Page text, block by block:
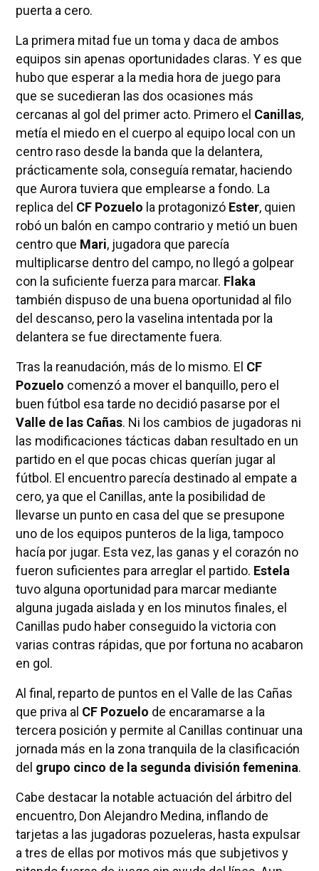
puerta a cero.
La primera mitad fue un toma y daca de ambos
equipos sin apenas oportunidades claras. Y es que
hubo que esperar a la media hora de juego para
que se sucedieran las dos ocasiones más
cercanas al gol del primer acto. Primero el Canillas,
metía el miedo en el cuerpo al equipo local con un
centro raso desde la banda que la delantera,
prácticamente sola, conseguía rematar, haciendo
que Aurora tuviera que emplearse a fondo. La
replica del CF Pozuelo la protagonizó Ester, quien
robó un balón en campo contrario y metió un buen
centro que Mari, jugadora que parecía
multiplicarse dentro del campo, no llegó a golpear
con la suficiente fuerza para marcar. Flaka
también dispuso de una buena oportunidad al filo
del descanso, pero la vaselina intentada por la
delantera se fue directamente fuera.
Tras la reanudación, más de lo mismo. El CF
Pozuelo comenzó a mover el banquillo, pero el
buen fútbol esa tarde no decidió pasarse por el
Valle de las Cañas. Ni los cambios de jugadoras ni
las modificaciones tácticas daban resultado en un
partido en el que pocas chicas querían jugar al
fútbol. El encuentro parecía destinado al empate a
cero, ya que el Canillas, ante la posibilidad de
llevarse un punto en casa del que se presupone
uno de los equipos punteros de la liga, tampoco
hacía por jugar. Esta vez, las ganas y el corazón no
fueron suficientes para arreglar el partido. Estela
tuvo alguna oportunidad para marcar mediante
alguna jugada aislada y en los minutos finales, el
Canillas pudo haber conseguido la victoria con
varias contras rápidas, que por fortuna no acabaron
en gol.
Al final, reparto de puntos en el Valle de las Cañas
que priva al CF Pozuelo de encaramarse a la
tercera posición y permite al Canillas continuar una
jornada más en la zona tranquila de la clasificación
del grupo cinco de la segunda división femenina.
Cabe destacar la notable actuación del árbitro del
encuentro, Don Alejandro Medina, inflando de
tarjetas a las jugadoras pozueleras, hasta expulsar
a tres de ellas por motivos más que subjetivos y